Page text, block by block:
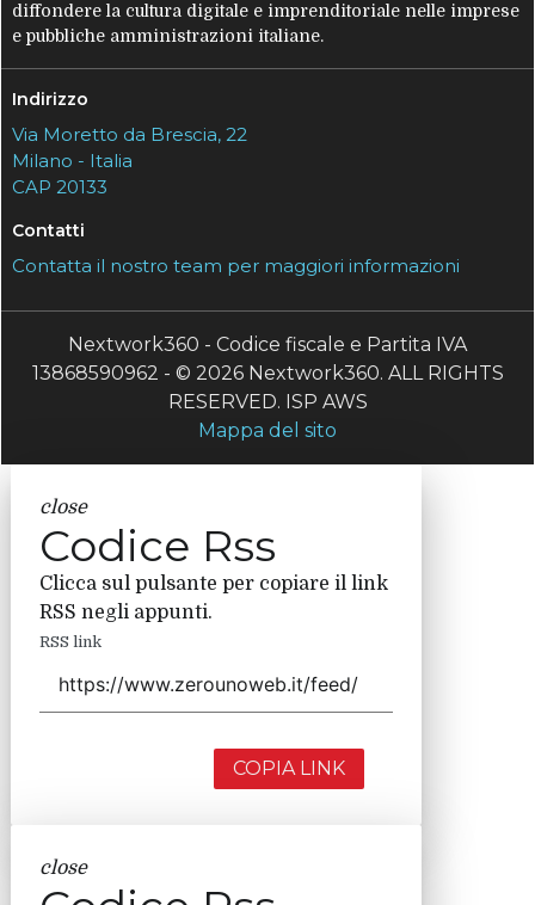
diffondere la cultura digitale e imprenditoriale nelle imprese
e pubbliche amministrazioni italiane.
Indirizzo
Via Moretto da Brescia, 22
Milano - Italia
CAP 20133
Contatti
Contatta il nostro team per maggiori informazioni
Nextwork360 - Codice fiscale e Partita IVA
13868590962 - © 2026 Nextwork360. ALL RIGHTS
RESERVED. ISP AWS
Mappa del sito
close
Codice Rss
Clicca sul pulsante per copiare il link
RSS negli appunti.
RSS link
COPIA LINK
close